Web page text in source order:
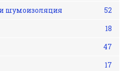
шумоизоляция
52
18
47
17